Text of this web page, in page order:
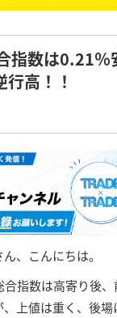
指数は0.21％
高！！
、こんにちは。
合指数は高寄り後
上値は重く、後